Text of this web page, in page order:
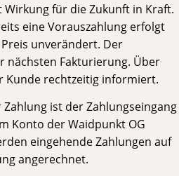
für die Zukunft in Kraft.
eine Vorauszahlung erfolgt
unverändert. Der
nächsten Fakturierung. Über
Kunde rechtzeitig informiert.
ist der Zahlungseingang
Konto der Waidpunkt OG
eingehende Zahlungen auf
angerechnet.